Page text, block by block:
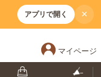
アプリで開く ×
マイページ